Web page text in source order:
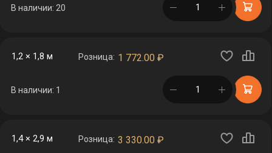
В наличии: 20 в корзине
1,2 × 1,8 м Розница: 1 772.00 ₽
В наличии: 1 в корзине
1,4 × 2,9 м Розница: 3 330.00 ₽